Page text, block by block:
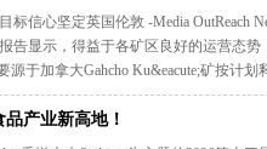
信心坚定英国伦敦 -Media OutReach
告显示，得益于各矿区良好的运营态
于加拿大Gahcho Ku&eacute;矿按计划
产业新高地！